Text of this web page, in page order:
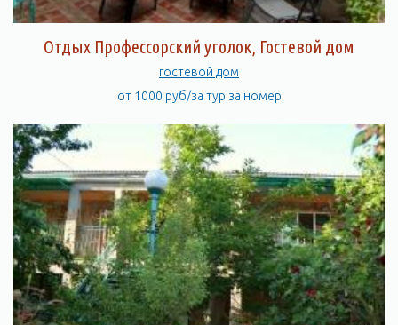
Отдых Профессорский уголок, Гостевой дом
гостевой дом
от 1000 руб/за тур за номер